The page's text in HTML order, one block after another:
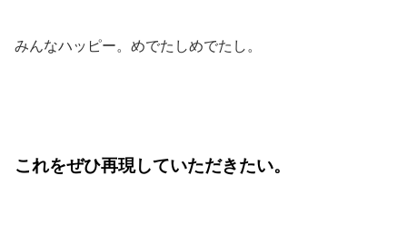
みんなハッピー。めでたしめでたし。
これをぜひ再現していただきたい。